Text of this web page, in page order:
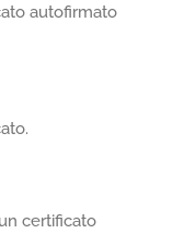
autofirmato
certificato